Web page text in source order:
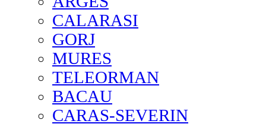
CALARASI
GORJ
MURES
TELEORMAN
BACAU
CARAS-SEVERIN